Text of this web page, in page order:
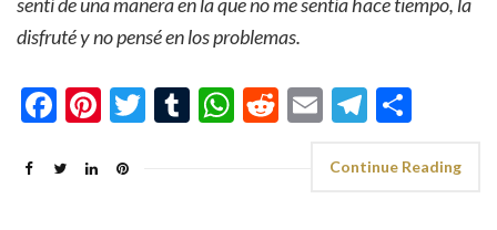
disfruté y no pensé en los problemas.
Facebook
Pinterest
Twitter
Tumblr
WhatsApp
Reddit
Email
Continue Reading